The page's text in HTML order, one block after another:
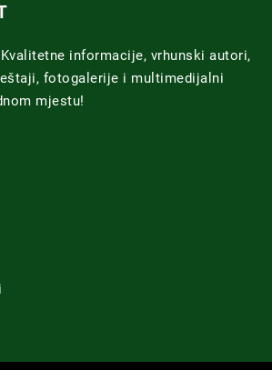
informacije, vrhunski autori,
fotogalerije i multimedijalni
mjestu!